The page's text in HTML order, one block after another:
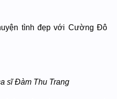
tình đẹp với Cường Đô
sĩ Đàm Thu Trang